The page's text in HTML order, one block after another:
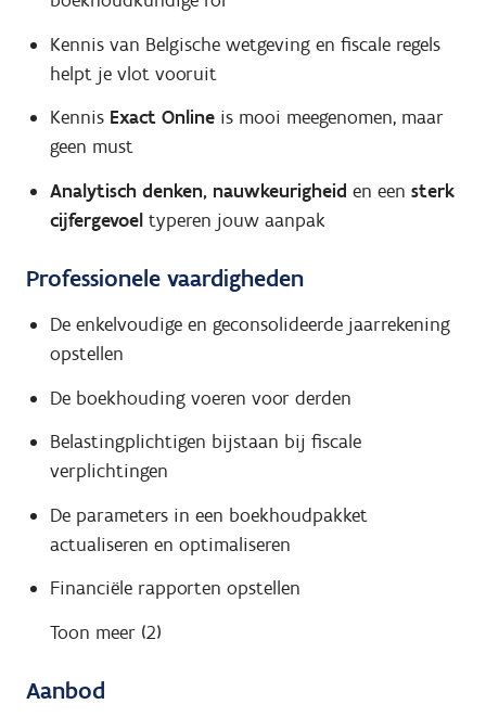
Kennis van Belgische wetgeving en fiscale regels
helpt je vlot vooruit
Kennis Exact Onlineis mooi meegenomen, maar
geen must
Analytisch denken, nauwkeurigheid en een sterk
cijfergevoel typeren jouw aanpak
Professionele vaardigheden
De enkelvoudige en geconsolideerde jaarrekening
opstellen
De boekhouding voeren voor derden
Belastingplichtigen bijstaan bij fiscale
verplichtingen
De parameters in een boekhoudpakket
actualiseren en optimaliseren
Financiële rapporten opstellen
Toon meer (2)
Aanbod